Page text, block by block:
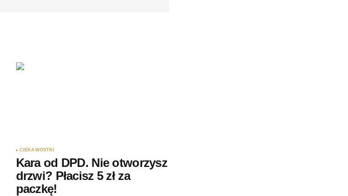
CIEKAWOSTKI
Kara od DPD. Nie otworzysz
drzwi? Płacisz 5 zł za
paczkę!